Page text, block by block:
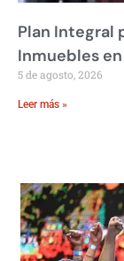
Plan Integral
Inmuebles en
5 de agosto, 2026
Leer más »